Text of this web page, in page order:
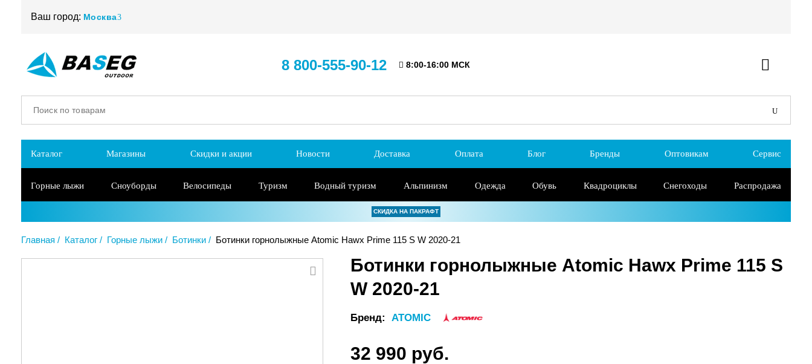
Ваш город: Москва
8 800-555-90-12 8:00-16:00 МСК
Каталог Магазины Скидки и акции Новости Доставка Оплата Блог Бренды Оптовикам Сервис
Горные лыжи Сноуборды Велосипеды Туризм Водный туризм Альпинизм Одежда Обувь Квадроциклы Снегоходы Распродажа
СКИДКА НА ПАКРАФТ
Главная Каталог Горные лыжи Ботинки Ботинки горнолыжные Atomic Hawx Prime 115 S W 2020-21
Ботинки горнолыжные Atomic Hawx Prime 115 S
W 2020-21
Бренд: ATOMIC
32 990 руб.